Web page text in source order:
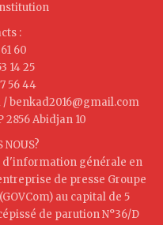
:
60
14 25
56 44
benkad2016@gmail.com
2856 Abidjan 10
NOUS?
d'information générale en
de presse Groupe
au capital de 5
de parution N°36/D